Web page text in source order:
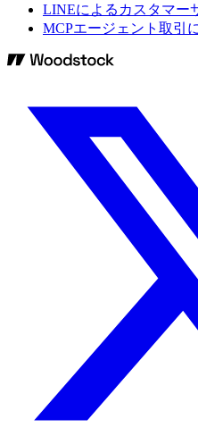
LINEによるカスタマー
MCPエージェント取引